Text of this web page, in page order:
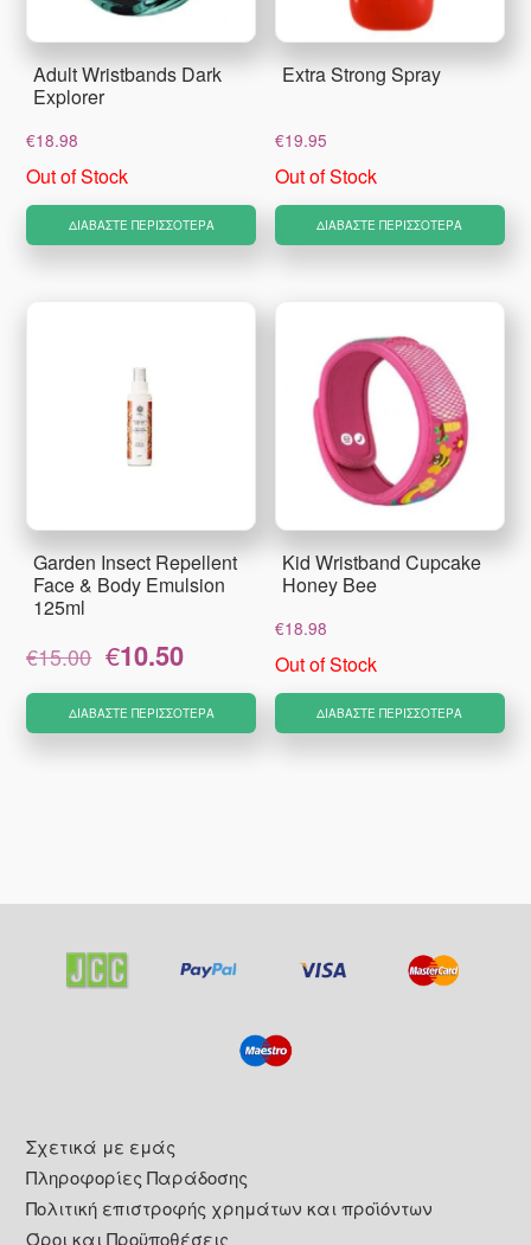
Adult Wristbands Dark
Explorer
€18.98
Out of Stock
ΔΙΑΒΆΣΤΕ ΠΕΡΙΣΣΌΤΕΡΑ
Extra Strong Spray
€19.95
Out of Stock
ΔΙΑΒΆΣΤΕ ΠΕΡΙΣΣΌΤΕΡΑ
Garden Insect Repellent
Face & Body Emulsion
125ml
€15.00
Original
price
was:
€15.00.
€10.50
τιμή
είναι:
€10.50.
ΔΙΑΒΆΣΤΕ ΠΕΡΙΣΣΌΤΕΡΑ
Kid Wristband Cupcake
Honey Bee
€18.98
Out of Stock
ΔΙΑΒΆΣΤΕ ΠΕΡΙΣΣΌΤΕΡΑ
Footer
Σχετικά με εμάς
Πληροφορίες Παράδοσης
Πολιτική επιστροφής χρημάτων και προϊόντων
Όροι και Προϋποθέσεις